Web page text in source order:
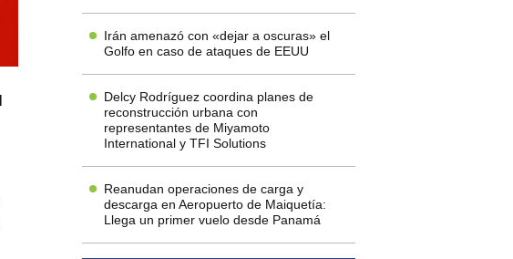
Irán amenazó con «dejar a oscuras» el
Golfo en caso de ataques de EEUU
Delcy Rodríguez coordina planes de
reconstrucción urbana con
representantes de Miyamoto
International y TFI Solutions
Reanudan operaciones de carga y
descarga en Aeropuerto de Maiquetía:
Llega un primer vuelo desde Panamá